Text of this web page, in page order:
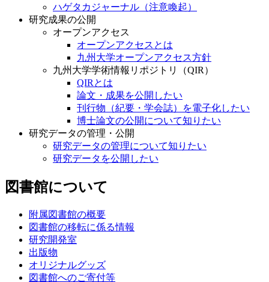
ハゲタカジャーナル（注意喚起）
研究成果の公開
オープンアクセス
オープンアクセスとは
九州大学オープンアクセス方針
九州大学学術情報リポジトリ（QIR）
QIRとは
論文・成果を公開したい
刊行物（紀要・学会誌）を電子化したい
博士論文の公開について知りたい
研究データの管理・公開
研究データの管理について知りたい
研究データを公開したい
図書館について
附属図書館の概要
図書館の移転に係る情報
研究開発室
出版物
オリジナルグッズ
図書館へのご寄付等